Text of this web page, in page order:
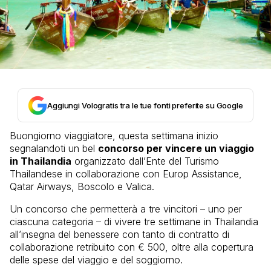
Aggiungi Vologratis tra le tue fonti preferite su Google
Buongiorno viaggiatore, questa settimana inizio
segnalandoti un bel concorso per vincere un viaggio
in Thailandia organizzato dall’Ente del Turismo
Thailandese in collaborazione con Europ Assistance,
Qatar Airways, Boscolo e Valica.
Un concorso che permetterà a tre vincitori – uno per
ciascuna categoria – di vivere tre settimane in Thailandia
all’insegna del benessere con tanto di contratto di
collaborazione retribuito con € 500, oltre alla copertura
delle spese del viaggio e del soggiorno.